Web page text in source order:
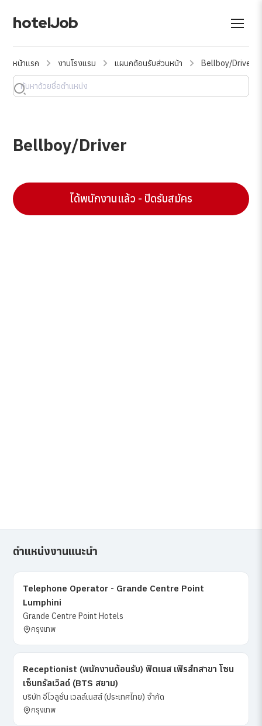
hotelJob
หน้าแรก งานโรงแรม แผนกต้อนรับส่วนหน้า Bellboy/Driver
Bellboy/Driver
ได้พนักงานแล้ว - ปิดรับสมัคร
ตำแหน่งงานแนะนำ
Telephone Operator - Grande Centre Point
Lumphini
Grande Centre Point Hotels
กรุงเทพ
Receptionist (พนักงานต้อนรับ) ฟิตเนส เฟิรส์ทสาขา โซน
เซ็นทรัลเวิลด์ (ฺBTS สยาม)
บริษัท อีโวลูชั่น เวลล์เนสส์ (ประเทศไทย) จำกัด
กรุงเทพ